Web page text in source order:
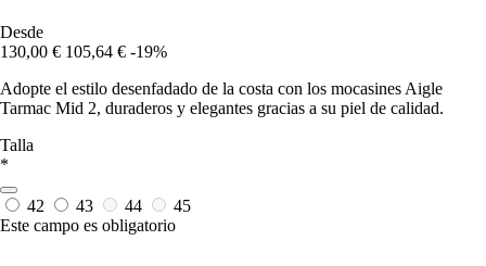
Desde
130,00 € 105,64 € -19%
Adopte el estilo desenfadado de la costa con los mocasines Aigle
Tarmac Mid 2, duraderos y elegantes gracias a su piel de calidad.
Talla
*
42 43 44
45
Este campo es obligatorio